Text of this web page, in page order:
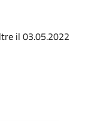
il 03.05.2022